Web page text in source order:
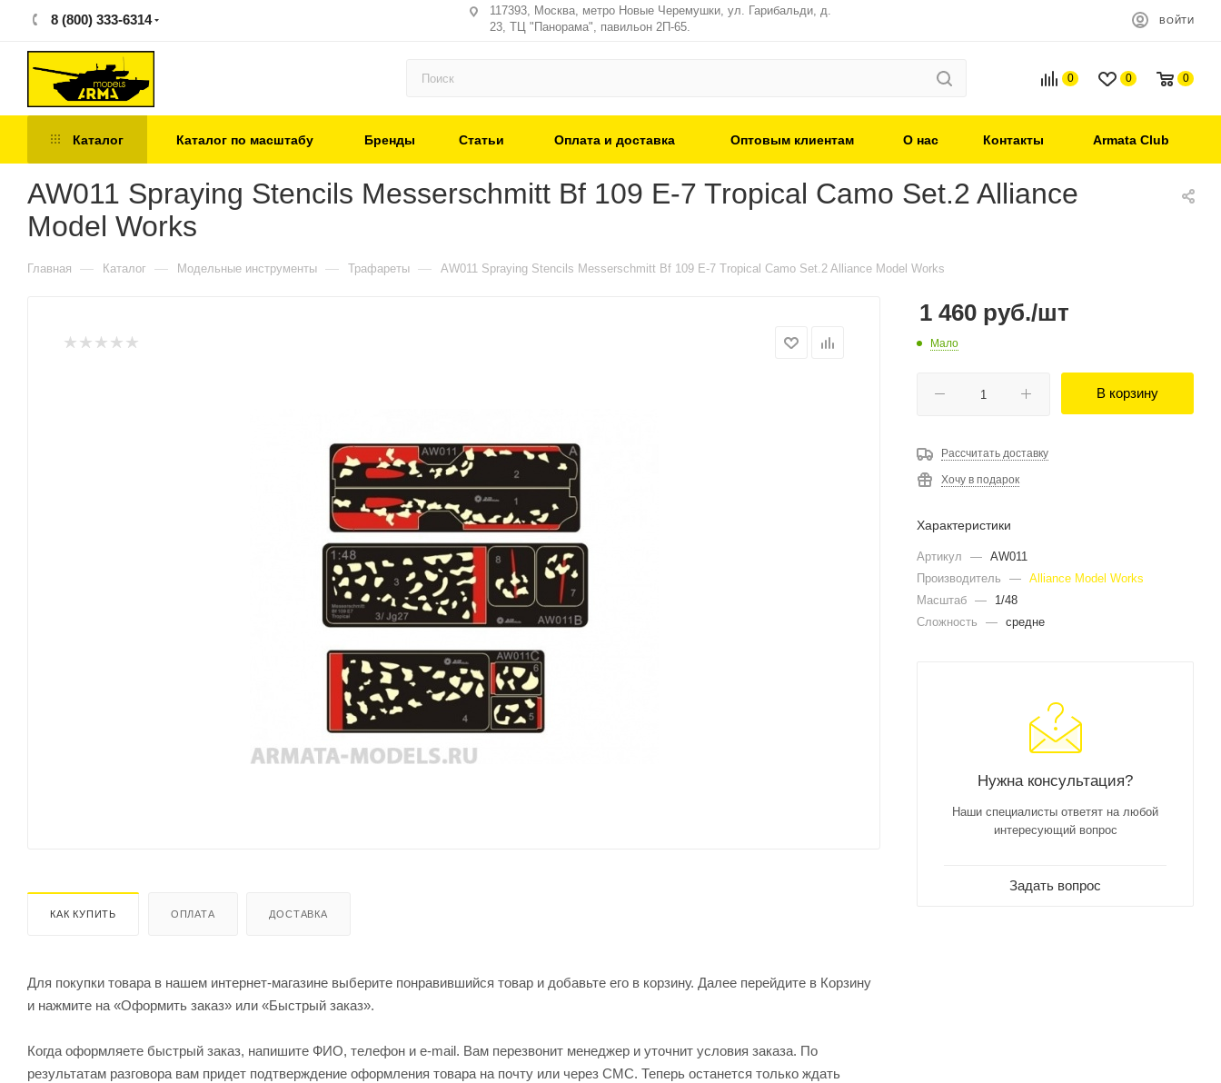
8 (800) 333-6314
117393, Москва, метро Новые Черемушки, ул. Гарибальди, д.
23, ТЦ "Панорама", павильон 2П-65.
ВОЙТИ
0 0 0
Каталог Каталог по масштабу Бренды Статьи Оплата и доставка Оптовым клиентам О нас Контакты Armata Club
AW011 Spraying Stencils Messerschmitt Bf 109 E-7 Tropical Camo Set.2 Alliance
Model Works
Главная — Каталог — Модельные инструменты — Трафареты — AW011 Spraying Stencils Messerschmitt Bf 109 E-7 Tropical Camo Set.2 Alliance Model Works
КАК КУПИТЬ ОПЛАТА ДОСТАВКА
Для покупки товара в нашем интернет-магазине выберите понравившийся товар и добавьте его в корзину. Далее перейдите в Корзину
и нажмите на «Оформить заказ» или «Быстрый заказ».
Когда оформляете быстрый заказ, напишите ФИО, телефон и e-mail. Вам перезвонит менеджер и уточнит условия заказа. По
результатам разговора вам придет подтверждение оформления товара на почту или через СМС. Теперь останется только ждать
1 460 руб./шт
Мало
В корзину
Рассчитать доставку
Хочу в подарок
Характеристики
Артикул — AW011
Производитель
— Alliance Model Works
Масштаб —
1/48
Сложность
— средне
Нужна консультация?
Наши специалисты ответят на любой
интересующий вопрос
Задать вопрос